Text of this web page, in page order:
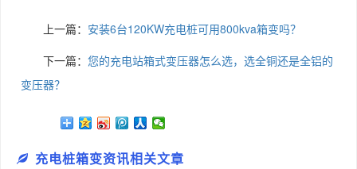
上一篇： 安装6台120KW充电桩可用800kva箱变吗？
下一篇： 您的充电站箱式变压器怎么选，选全铜还是全铝的
变压器？
充电桩箱变资讯相关文章